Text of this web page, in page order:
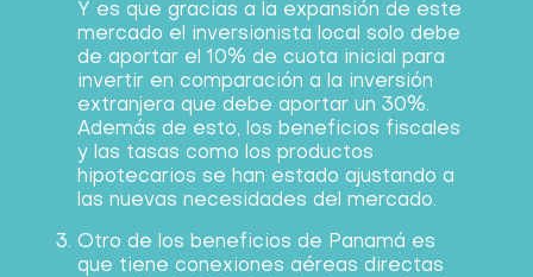
Y es que gracias a la expansión de este
mercado el inversionista local solo debe
de aportar el 10% de cuota inicial para
invertir en comparación a la inversión
extranjera que debe aportar un 30%.
Además de esto, los beneficios fiscales
y las tasas como los productos
hipotecarios se han estado ajustando a
las nuevas necesidades del mercado.
Otro de los beneficios de Panamá es
que tiene conexiones aéreas directas